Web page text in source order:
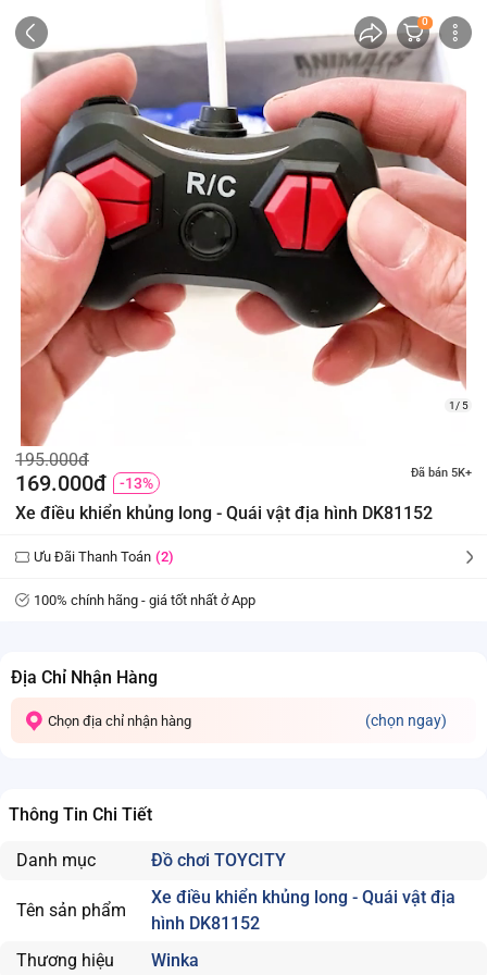
0
1/ 5
195.000đ
169.000đ -13%
Đã bán 5K+
Xe điều khiển khủng long - Quái vật địa hình DK81152
Ưu Đãi Thanh Toán (2)
100% chính hãng - giá tốt nhất ở App
Địa Chỉ Nhận Hàng
Chọn địa chỉ nhận hàng (chọn ngay)
Thông Tin Chi Tiết
Danh mục Đồ chơi TOYCITY
Tên sản phẩm
Xe điều khiển khủng long - Quái vật địa
hình DK81152
Thương hiệu
Winka